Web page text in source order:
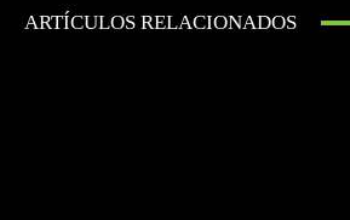
ARTÍCULOS RELACIONADOS